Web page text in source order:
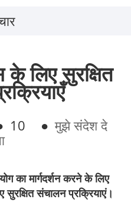
के लिए सुरक्षित
10 ● मुझे संदेश दे
का मार्गदर्शन करने के लिए
संचालन प्रक्रियाएं।